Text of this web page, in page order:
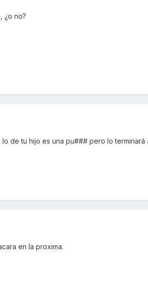
¿o no?
lo de tu hijo es una pu### pero lo
en la proxima.